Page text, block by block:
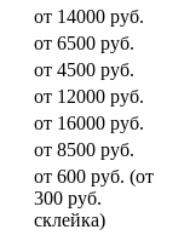
от 14000 руб.
от 6500 руб.
от 4500 руб.
от 12000 руб.
от 16000 руб.
от 8500 руб.
от 600 руб. (от
300 руб.
cклейка)